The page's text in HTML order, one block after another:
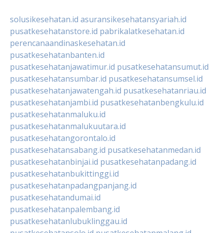
solusikesehatan.id asuransikesehatansyariah.id
pusatkesehatanstore.id pabrikalatkesehatan.id
perencanaandinaskesehatan.id
pusatkesehatanbanten.id
pusatkesehatanjawatimur.id pusatkesehatansumut.id
pusatkesehatansumbar.id pusatkesehatansumsel.id
pusatkesehatanjawatengah.id pusatkesehatanriau.id
pusatkesehatanjambi.id pusatkesehatanbengkulu.id
pusatkesehatanmaluku.id
pusatkesehatanmalukuutara.id
pusatkesehatangorontalo.id
pusatkesehatansabang.id pusatkesehatanmedan.id
pusatkesehatanbinjai.id pusatkesehatanpadang.id
pusatkesehatanbukittinggi.id
pusatkesehatanpadangpanjang.id
pusatkesehatandumai.id
pusatkesehatanpalembang.id
pusatkesehatanlubuklinggau.id